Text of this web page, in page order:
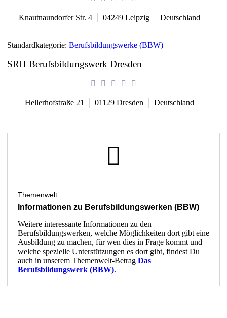
Knautnaundorfer Str. 4 04249 Leipzig Deutschland
Standardkategorie: Berufsbildungswerke (BBW)
SRH Berufsbildungswerk Dresden
Hellerhofstraße 21 01129 Dresden Deutschland
Themenwelt
Informationen zu Berufsbildungswerken (BBW)
Weitere interessante Informationen zu den
Berufsbildungswerken, welche Möglichkeiten dort gibt eine
Ausbildung zu machen, für wen dies in Frage kommt und
welche spezielle Unterstützungen es dort gibt, findest Du
auch in unserem Themenwelt-Betrag Das
Berufsbildungswerk (BBW).